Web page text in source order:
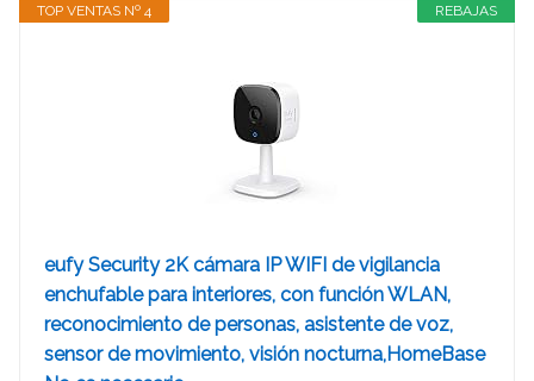
REBAJAS
TOP VENTAS Nº 4
eufy Security 2K cámara IP WIFI de vigilancia
enchufable para interiores, con función WLAN,
reconocimiento de personas, asistente de voz,
sensor de movimiento, visión nocturna,HomeBase